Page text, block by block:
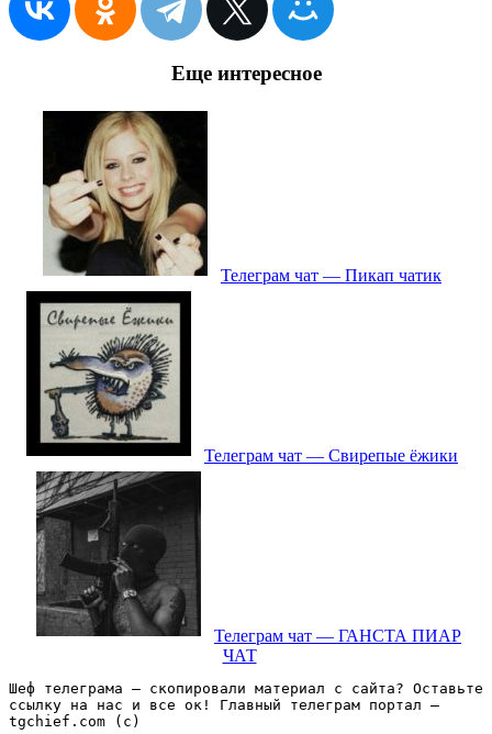
Еще интересное
Телеграм чат — Пикап чатик
Телеграм чат — Свирепые ёжики
Телеграм чат — ГАНСТА ПИАР
ЧАТ
Шеф телеграма – скопировали материал с сайта? Оставьте
ссылку на нас и все ок! Главный телеграм портал –